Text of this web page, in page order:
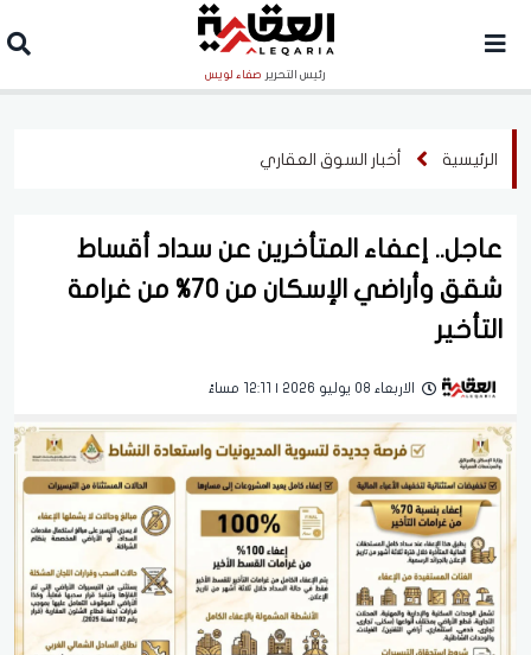
رئيس التحرير صفاء لويس
الرئيسية أخبار السوق العقاري
عاجل.. إعفاء المتأخرين عن سداد أقساط
شقق وأراضي الإسكان من 70% من غرامة
التأخير
الاربعاء 08 يوليو 2026 | 12:11 مساءً